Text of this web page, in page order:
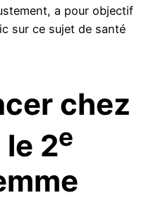
a pour objectif
sur ce sujet de santé
chez
le 2e